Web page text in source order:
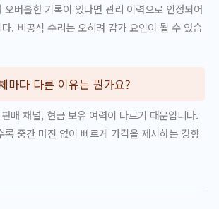
오버홀한 기록이 있다면 관리 이력으로 인정되어
. 비공식 수리는 오히려 감가 요인이 될 수 있습
마다 다른 이유는 뭔가요?
매 채널, 현금 보유 여력이 다르기 때문입니다.
록 중간 마진 없이 빠르게 가격을 제시하는 경향